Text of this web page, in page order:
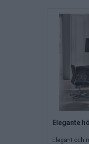
Elegante
Elegant och